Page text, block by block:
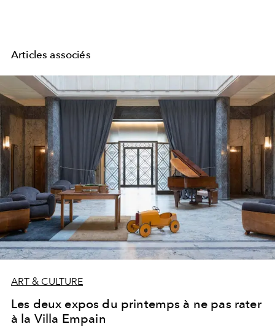
Articles associés
ART & CULTURE
Les deux expos du printemps à ne pas rater
à la Villa Empain